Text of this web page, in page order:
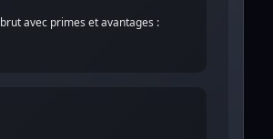
avec primes et avantages :